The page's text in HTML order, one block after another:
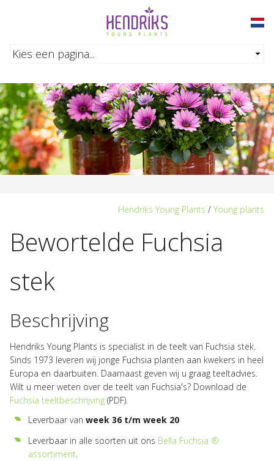
Hendriks Young Plants / Young plants
Bewortelde Fuchsia
stek
Beschrijving
Hendriks Young Plants is specialist in de teelt van Fuchsia stek.
Sinds 1973 leveren wij jonge Fuchsia planten aan kwekers in heel
Europa en daarbuiten. Daarnaast geven wij u graag teeltadvies.
Wilt u meer weten over de teelt van Fuchsia's? Download de
Fuchsia teeltbeschrijving (PDF).
Leverbaar van week 36 t/m week 20
Leverbaar in alle soorten uit ons Bella Fuchsia ®
assortiment.